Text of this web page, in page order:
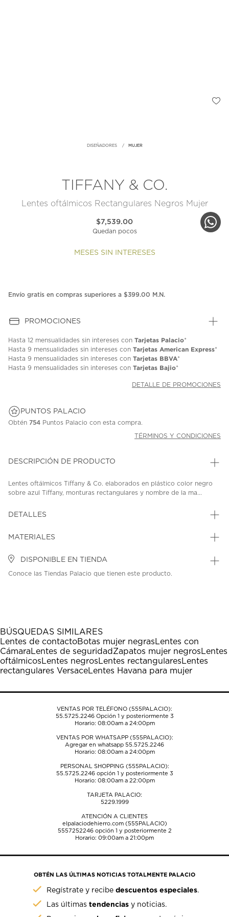
DISEÑADORES MUJER
TIFFANY & CO.
Lentes oftálmicos Rectangulares Negros Mujer
$7,539.00
Quedan pocos
MESES SIN INTERESES
Envío gratis en compras superiores a $399.00 M.N.
PROMOCIONES
Hasta 12 mensualidades sin intereses con Tarjetas Palacio*
Hasta 9 mensualidades sin intereses con Tarjetas American Express*
Hasta 9 mensualidades sin intereses con Tarjetas BBVA*
Hasta 9 mensualidades sin intereses con Tarjetas Bajio*
DETALLE DE PROMOCIONES
PUNTOS PALACIO
Obtén 754 Puntos Palacio con esta compra.
TÉRMINOS Y CONDICIONES
DESCRIPCIÓN DE PRODUCTO
Lentes oftálmicos Tiffany & Co. elaborados en plástico color negro
sobre azul Tiffany, monturas rectangulares y nombre de la ma...
DETALLES
MATERIALES
DISPONIBLE EN TIENDA
Conoce las Tiendas Palacio que tienen este producto.
BÚSQUEDAS SIMILARES
Lentes de contactoBotas mujer negrasLentes con
CámaraLentes de seguridad Zapatos mujer negrosLentes
oftálmicosLentes negrosLentes rectangularesLentes
rectangulares VersaceLentes Havana para mujer
VENTAS POR TELÉFONO (555PALACIO):
55.5725.2246Opción 1 y posteriormente 3
Horario: 08:00am a 24:00pm
VENTAS POR WHATSAPP (555PALACIO):
Agregar en whatsapp 55.5725.2246
Horario: 08:00am a 24:00pm
PERSONAL SHOPPING (555PALACIO):
55.5725.2246opción 1 y posteriormente 3
Horario: 08:00am a 22:00pm
TARJETA PALACIO:
5229.1999
ATENCIÓN A CLIENTES
elpalaciodehierro.com (555PALACIO)
5557252246opción 1 y posteriormente 2
Horario: 09:00am a 21:00pm
OBTÉN LAS ÚLTIMAS NOTICIAS TOTALMENTE PALACIO
Regístrate y recibedescuentos especiales.
Las últimastendencias y noticias.